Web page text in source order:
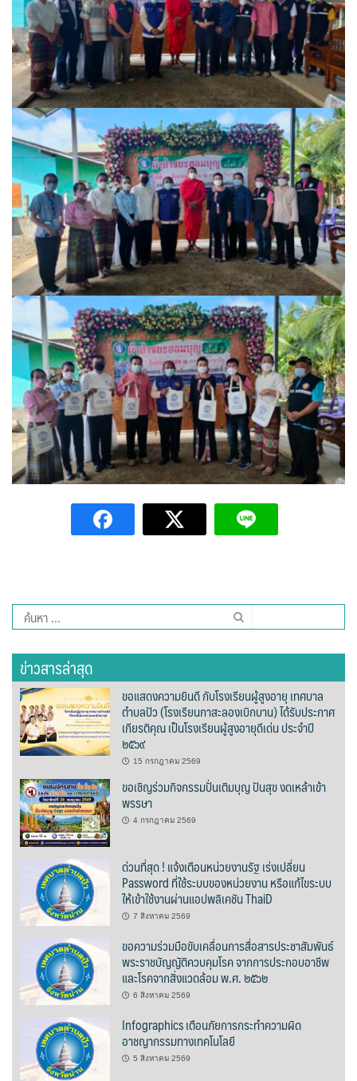
ครัวรสแซ่บ
ครัวลินดา
ครัววันดีดี
ที่นี่ปัวซีฟู้ด
นครปัว ครัวใบกะเพรา
บึงปัว
ปรางค์สวรรค์
ปลาร้าหอม
มานีมีเตี๋ยว
มีลาภ
สวนอาหารเรณู
แซ่บอีหลีฮิมดอยคา สาขา 2
ไอ.เอ็ม.เอฟ. (ลุงมาดเจ้าเก่า)
ร้านเบเกอรี่และเครื่องดื่มในเขตเทศบาลตำบลปัว
29 Healing space
Amante Baristro Hotel & Cafe’ @Pua
Cafe’ De Pua
Cocoa Valley Cafe
Go high ‘o
H2O Café
Longchim cafe
Nahn coffee กาแฟน่าน
Omean Cafe & pizza
Shanti Café
Slow na café
TUN Café
กาแฟขวัญปวินท์
ค้นหา
สำหรับ:
ข่าวสารล่าสุด
ขอแสดงความยินดี กับโรงเรียนผู้สูงอายุ เทศบาล
ตำบลปัว (โรงเรียนกาสะลองเบิกบาน) ได้รับประกาศ
เกียรติคุณ เป็นโรงเรียนผู้สูงอายุดีเด่น ประจำปี
๒๕๖๙
15 กรกฎาคม 2569
ขอเชิญร่วมกิจกรรมปั่นเติมบุญ ปันสุข งดเหล้าเข้า
พรรษา
4 กรกฎาคม 2569
ด่วนที่สุด ! แจ้งเตือนหน่วยงานรัฐ เร่งเปลี่ยน
Password ที่ใช้ระบบของหน่วยงาน หรือแก้ไขระบบ
ให้เข้าใช้งานผ่านแอปพลิเคชัน ThaiD
7 สิงหาคม 2569
ขอความร่วมมือขับเคลื่อนการสื่อสารประชาสัมพันธ์
พระราชบัญญัติควบคุมโรค จากการประกอบอาชีพ
และโรคจากสิ่งแวดล้อม พ.ศ. ๒๕๖๒
6 สิงหาคม 2569
Infographics เตือนภัยการกระทำความผิด
อาชญากรรมทางเทคโนโลยี
5 สิงหาคม 2569